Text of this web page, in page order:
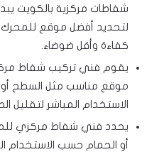
شفاطات مركزية بالكويت
لتحديد أفضل موقع
كفاءة وأقل ضوضاء.
يقوم فني تركيب شفاط
موقع مناسب مثل السطح أو
الاستخدام المباشر لتقليل
يحدد فني شفاط مركزي
أو الحمام حسب الاستخدام